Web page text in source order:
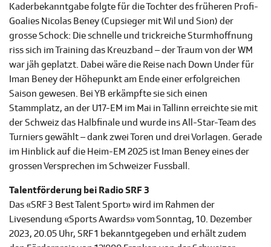
Kaderbekanntgabe folgte für die Tochter des früheren Profi-
Goalies Nicolas Beney (Cupsieger mit Wil und Sion) der
grosse Schock: Die schnelle und trickreiche Sturmhoffnung
riss sich im Training das Kreuzband – der Traum von der WM
war jäh geplatzt. Dabei wäre die Reise nach Down Under für
Iman Beney der Höhepunkt am Ende einer erfolgreichen
Saison gewesen. Bei YB erkämpfte sie sich einen
Stammplatz, an der U17-EM im Mai in Tallinn erreichte sie mit
der Schweiz das Halbfinale und wurde ins All-Star-Team des
Turniers gewählt – dank zwei Toren und drei Vorlagen. Gerade
im Hinblick auf die Heim-EM 2025 ist Iman Beney eines der
grossen Versprechen im Schweizer Fussball.
Talentförderung bei Radio SRF 3
Das «SRF 3 Best Talent Sport» wird im Rahmen der
Livesendung «Sports Awards» vom Sonntag, 10. Dezember
2023, 20.05 Uhr, SRF 1 bekanntgegeben und erhält zudem